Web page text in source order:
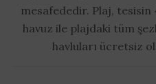
mesafededir. Plaj, tesisin
havuz ile plajdaki tüm
havluları ücretsiz